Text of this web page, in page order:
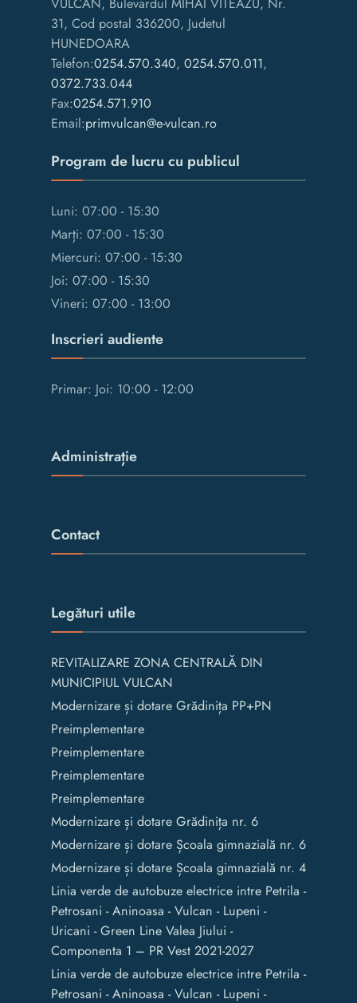
VULCAN, Bulevardul MIHAI VITEAZU, Nr.
31, Cod postal 336200, Judetul
HUNEDOARA
Telefon:0254.570.340, 0254.570.011,
0372.733.044
Fax:0254.571.910
Email:primvulcan@e-vulcan.ro
Program de lucru cu publicul
Luni: 07:00 - 15:30
Marți: 07:00 - 15:30
Miercuri: 07:00 - 15:30
Joi: 07:00 - 15:30
Vineri: 07:00 - 13:00
Inscrieri audiente
Primar: Joi: 10:00 - 12:00
Administrație
Contact
Legături utile
REVITALIZARE ZONA CENTRALĂ DIN
MUNICIPIUL VULCAN
Modernizare și dotare Grădinița PP+PN
Preimplementare
Preimplementare
Preimplementare
Preimplementare
Modernizare și dotare Grădinița nr. 6
Modernizare și dotare Școala gimnazială nr. 6
Modernizare și dotare Școala gimnazială nr. 4
Linia verde de autobuze electrice intre Petrila -
Petrosani - Aninoasa - Vulcan - Lupeni -
Uricani - Green Line Valea Jiului -
Componenta 1 – PR Vest 2021-2027
Linia verde de autobuze electrice intre Petrila -
Petrosani - Aninoasa - Vulcan - Lupeni -